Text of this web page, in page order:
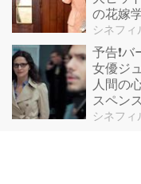
の花嫁
シネフィ
予告❗️
女優ジ
人間の
スペン
シネフィ